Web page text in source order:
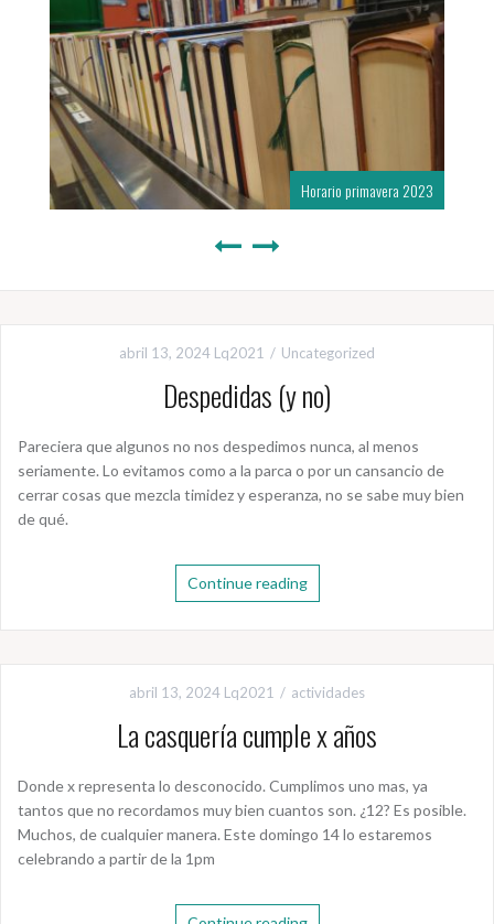
Horario primavera 2023
abril 13, 2024 Lq2021 Uncategorized
Despedidas (y no)
Pareciera que algunos no nos despedimos nunca, al menos
seriamente. Lo evitamos como a la parca o por un cansancio de
cerrar cosas que mezcla timidez y esperanza, no se sabe muy bien
de qué.
Continue reading
abril 13, 2024 Lq2021 actividades
La casquería cumple x años
Donde x representa lo desconocido. Cumplimos uno mas, ya
tantos que no recordamos muy bien cuantos son. ¿12? Es posible.
Muchos, de cualquier manera. Este domingo 14 lo estaremos
celebrando a partir de la 1pm